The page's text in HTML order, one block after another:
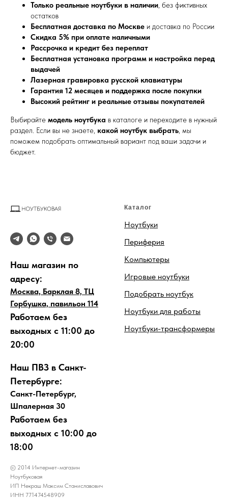
Только реальные ноутбуки в наличии, без фиктивных
остатков
Бесплатная доставка по Москве и доставка по России
Скидка 5% при оплате наличными
Рассрочка и кредит без переплат
Бесплатная установка программ и настройка перед
выдачей
Лазерная гравировка русской клавиатуры
Гарантия 12 месяцев и поддержка после покупки
Высокий рейтинг и реальные отзывы покупателей
Выбирайте модель ноутбука в каталоге и переходите в нужный
раздел. Если вы не знаете, какой ноутбук выбрать, мы
поможем подобрать оптимальный вариант под ваши задачи и
бюджет.
Наш магазин по
адресу:
Москва, Барклая 8, ТЦ
Горбушка, павильон 114
Работаем без
выходных с 11:00 до
20:00
Наш ПВЗ в Санкт-
Петербурге:
Санкт-Петербург,
Шпалерная 30
Работаем без
выходных с 10:00 до
18:00
© 2014 Интернет-магазин
Ноутбуковая
ИП Некраш Максим Станиславович
ИНН 771474548909
Каталог
Ноутбуки
Периферия
Компьютеры
Игровые ноутбуки
Подобрать ноутбук
Ноутбуки для работы
Ноутбуки-трансформеры